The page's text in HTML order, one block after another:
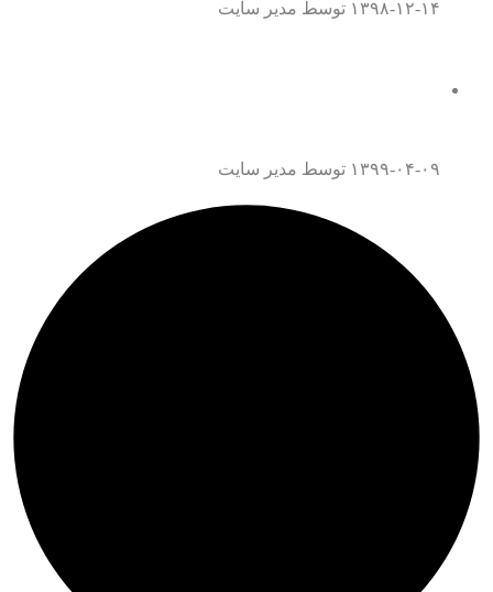
۱۳۹۸-۱۲-۱۴ توسط مدیر سایت
۱۳۹۹-۰۴-۰۹ توسط مدیر سایت